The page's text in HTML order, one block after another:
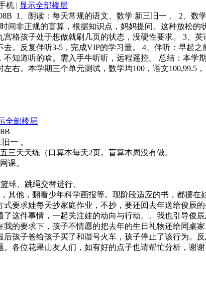
机 | 显示全部楼层
1、朗读：每天常规的语文、数学 新三旧一 。 2、
间非正规的盲算，根据知识点，妈妈提问。这种放松
格孩子处于想做就刷几页的状态，没硬性要求。 3、
。反复伴听3-5，完成VIP的学习量。 4、伴听：早起
知道听的啥。需入手牛听听，远程遥控。 总结：本
右。本学期三个单元测试，数学均100，语文100,99.5
全部楼层
一 。
三天天练（口算本每天2页。盲算本周没有做。
课。
球、跳绳交替进行。
其他，翻看少年科学画报等。现阶段适应的书，都摆在
要求娃每天抄家庭作业，不抄，要还回去年送给俊辰
这件事情，一起关注娃的动向与行动。。我也引导俊
的要求下，孩子不情愿的把去年的生日礼物还给同桌
孩子爸给孩子买了和谐号火车，孩子停止了该行为
各位花果山友人们，如有好的点子也请帮忙分析，谢谢